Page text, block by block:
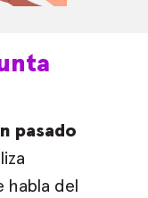
pasado
habla del